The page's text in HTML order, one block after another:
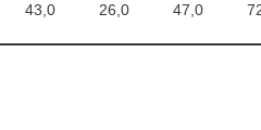
43,0 26,0 47,0